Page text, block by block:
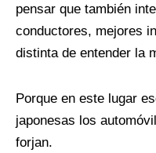
pensar que también
conductores, mejores
distinta de entender la
Porque en este lugar
japonesas los
forjan.